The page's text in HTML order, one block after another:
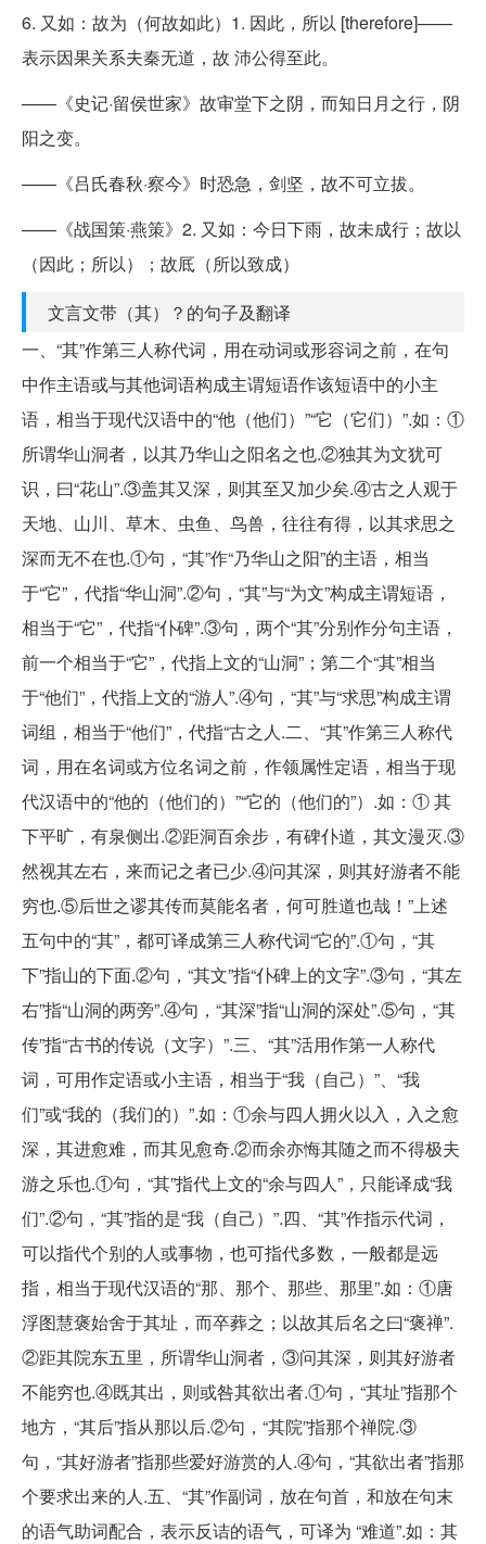
6. 又如：故为（何故如此）1. 因此，所以 [therefore]——
表示因果关系夫秦无道，故 沛公得至此。
——《史记·留侯世家》故审堂下之阴，而知日月之行，阴
阳之变。
——《吕氏春秋·察今》时恐急，剑坚，故不可立拔。
——《战国策·燕策》2. 又如：今日下雨，故未成行；故以
（因此；所以）；故厎（所以致成）
文言文带（其）？的句子及翻译
一、“其”作第三人称代词，用在动词或形容词之前，在句
中作主语或与其他词语构成主谓短语作该短语中的小主
语，相当于现代汉语中的“他（他们）”“它（它们）”.如：①
所谓华山洞者，以其乃华山之阳名之也.②独其为文犹可
识，曰“花山”.③盖其又深，则其至又加少矣.④古之人观于
天地、山川、草木、虫鱼、鸟兽，往往有得，以其求思之
深而无不在也.①句，“其”作“乃华山之阳”的主语，相当
于“它”，代指“华山洞”.②句，“其”与“为文”构成主谓短语，
相当于“它”，代指“仆碑”.③句，两个“其”分别作分句主语，
前一个相当于“它”，代指上文的“山洞”；第二个“其”相当
于“他们”，代指上文的“游人”.④句，“其”与“求思”构成主谓
词组，相当于“他们”，代指“古之人.二、“其”作第三人称代
词，用在名词或方位名词之前，作领属性定语，相当于现
代汉语中的“他的（他们的）”“它的（他们的”）.如：① 其
下平旷，有泉侧出.②距洞百余步，有碑仆道，其文漫灭.③
然视其左右，来而记之者已少.④问其深，则其好游者不能
穷也.⑤后世之谬其传而莫能名者，何可胜道也哉！”上述
五句中的“其”，都可译成第三人称代词“它的”.①句，“其
下”指山的下面.②句，“其文”指“仆碑上的文字”.③句，“其左
右”指“山洞的两旁”.④句，“其深”指“山洞的深处”.⑤句，“其
传”指“古书的传说（文字）”.三、“其”活用作第一人称代
词，可用作定语或小主语，相当于“我（自己）”、“我
们”或“我的（我们的）”.如：①余与四人拥火以入，入之愈
深，其进愈难，而其见愈奇.②而余亦悔其随之而不得极夫
游之乐也.①句，“其”指代上文的“余与四人”，只能译成“我
们”.②句，“其”指的是“我（自己）”.四、“其”作指示代词，
可以指代个别的人或事物，也可指代多数，一般都是远
指，相当于现代汉语的“那、那个、那些、那里”.如：①唐
浮图慧褒始舍于其址，而卒葬之；以故其后名之曰“褒禅”.
②距其院东五里，所谓华山洞者，③问其深，则其好游者
不能穷也.④既其出，则或咎其欲出者.①句，“其址”指那个
地方，“其后”指从那以后.②句，“其院”指那个禅院.③
句，“其好游者”指那些爱好游赏的人.④句，“其欲出者”指那
个要求出来的人.五、“其”作副词，放在句首，和放在句末
的语气助词配合，表示反诘的语气，可译为 “难道”.如：其